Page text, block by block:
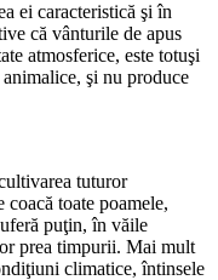
ei caracteristică şi în
că vânturile de apus
atmosferice, este totuşi
şi nu produce
tuturor
coacă toate poamele,
puţin, în văile
prea timpurii. Mai mult
climatice, întinsele